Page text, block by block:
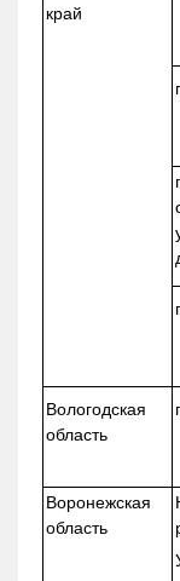
край
Вологодская
область
Воронежская
область